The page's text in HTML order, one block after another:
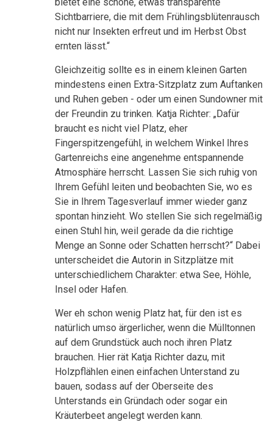
Sichtbarriere, die mit dem Frühlingsblütenrausch
nicht nur Insekten erfreut und im Herbst Obst
ernten lässt.“
Gleichzeitig sollte es in einem kleinen Garten
mindestens einen Extra-Sitzplatz zum Auftanken
und Ruhen geben - oder um einen Sundowner mit
der Freundin zu trinken. Katja Richter: „Dafür
braucht es nicht viel Platz, eher
Fingerspitzengefühl, in welchem Winkel Ihres
Gartenreichs eine angenehme entspannende
Atmosphäre herrscht. Lassen Sie sich ruhig von
Ihrem Gefühl leiten und beobachten Sie, wo es
Sie in Ihrem Tagesverlauf immer wieder ganz
spontan hinzieht. Wo stellen Sie sich regelmäßig
einen Stuhl hin, weil gerade da die richtige
Menge an Sonne oder Schatten herrscht?“ Dabei
unterscheidet die Autorin in Sitzplätze mit
unterschiedlichem Charakter: etwa See, Höhle,
Insel oder Hafen.
Wer eh schon wenig Platz hat, für den ist es
natürlich umso ärgerlicher, wenn die Mülltonnen
auf dem Grundstück auch noch ihren Platz
brauchen. Hier rät Katja Richter dazu, mit
Holzpflählen einen einfachen Unterstand zu
bauen, sodass auf der Oberseite des
Unterstands ein Gründach oder sogar ein
Kräuterbeet angelegt werden kann.